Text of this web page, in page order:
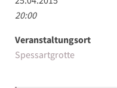
20:00
Veranstaltungsort
Spessartgrotte